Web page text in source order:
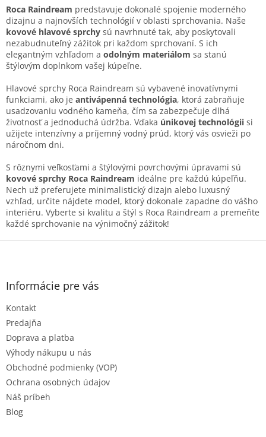
l
á
d
a
c
i
p
r
v
k
y
p
i
s
u
Roca Raindream predstavuje dokonalé spojenie moderného
dizajnu a najnovších technológií v oblasti sprchovania. Naše
kovové hlavové sprchy sú navrhnuté tak, aby poskytovali
nezabudnuteľný zážitok pri každom sprchovaní. S ich
elegantným vzhľadom a odolným materiálom sa stanú
štýlovým doplnkom vašej kúpeľne.
Hlavové sprchy Roca Raindream sú vybavené inovatívnymi
funkciami, ako je antivápenná technológia, ktorá zabraňuje
usadzovaniu vodného kameňa, čím sa zabezpečuje dlhá
životnosť a jednoduchá údržba. Vďaka únikovej technológii si
užijete intenzívny a príjemný vodný prúd, ktorý vás osvieži po
náročnom dni.
S rôznymi veľkosťami a štýlovými povrchovými úpravami sú
kovové sprchy Roca Raindream ideálne pre každú kúpeľňu.
Nech už preferujete minimalistický dizajn alebo luxusný
vzhľad, určite nájdete model, ktorý dokonale zapadne do vášho
interiéru. Vyberte si kvalitu a štýl s Roca Raindream a premeňte
každé sprchovanie na výnimočný zážitok!
Z
Informácie pre vás
Kontakt
Predajňa
Doprava a platba
Výhody nákupu u nás
Obchodné podmienky (VOP)
Ochrana osobných údajov
Náš príbeh
Blog